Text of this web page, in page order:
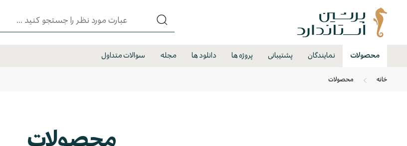
محصولات نمایندگان پشتیبانی پروژه ها دانلود ها مجله سوالات متداول
خانه محصولات
محصولات